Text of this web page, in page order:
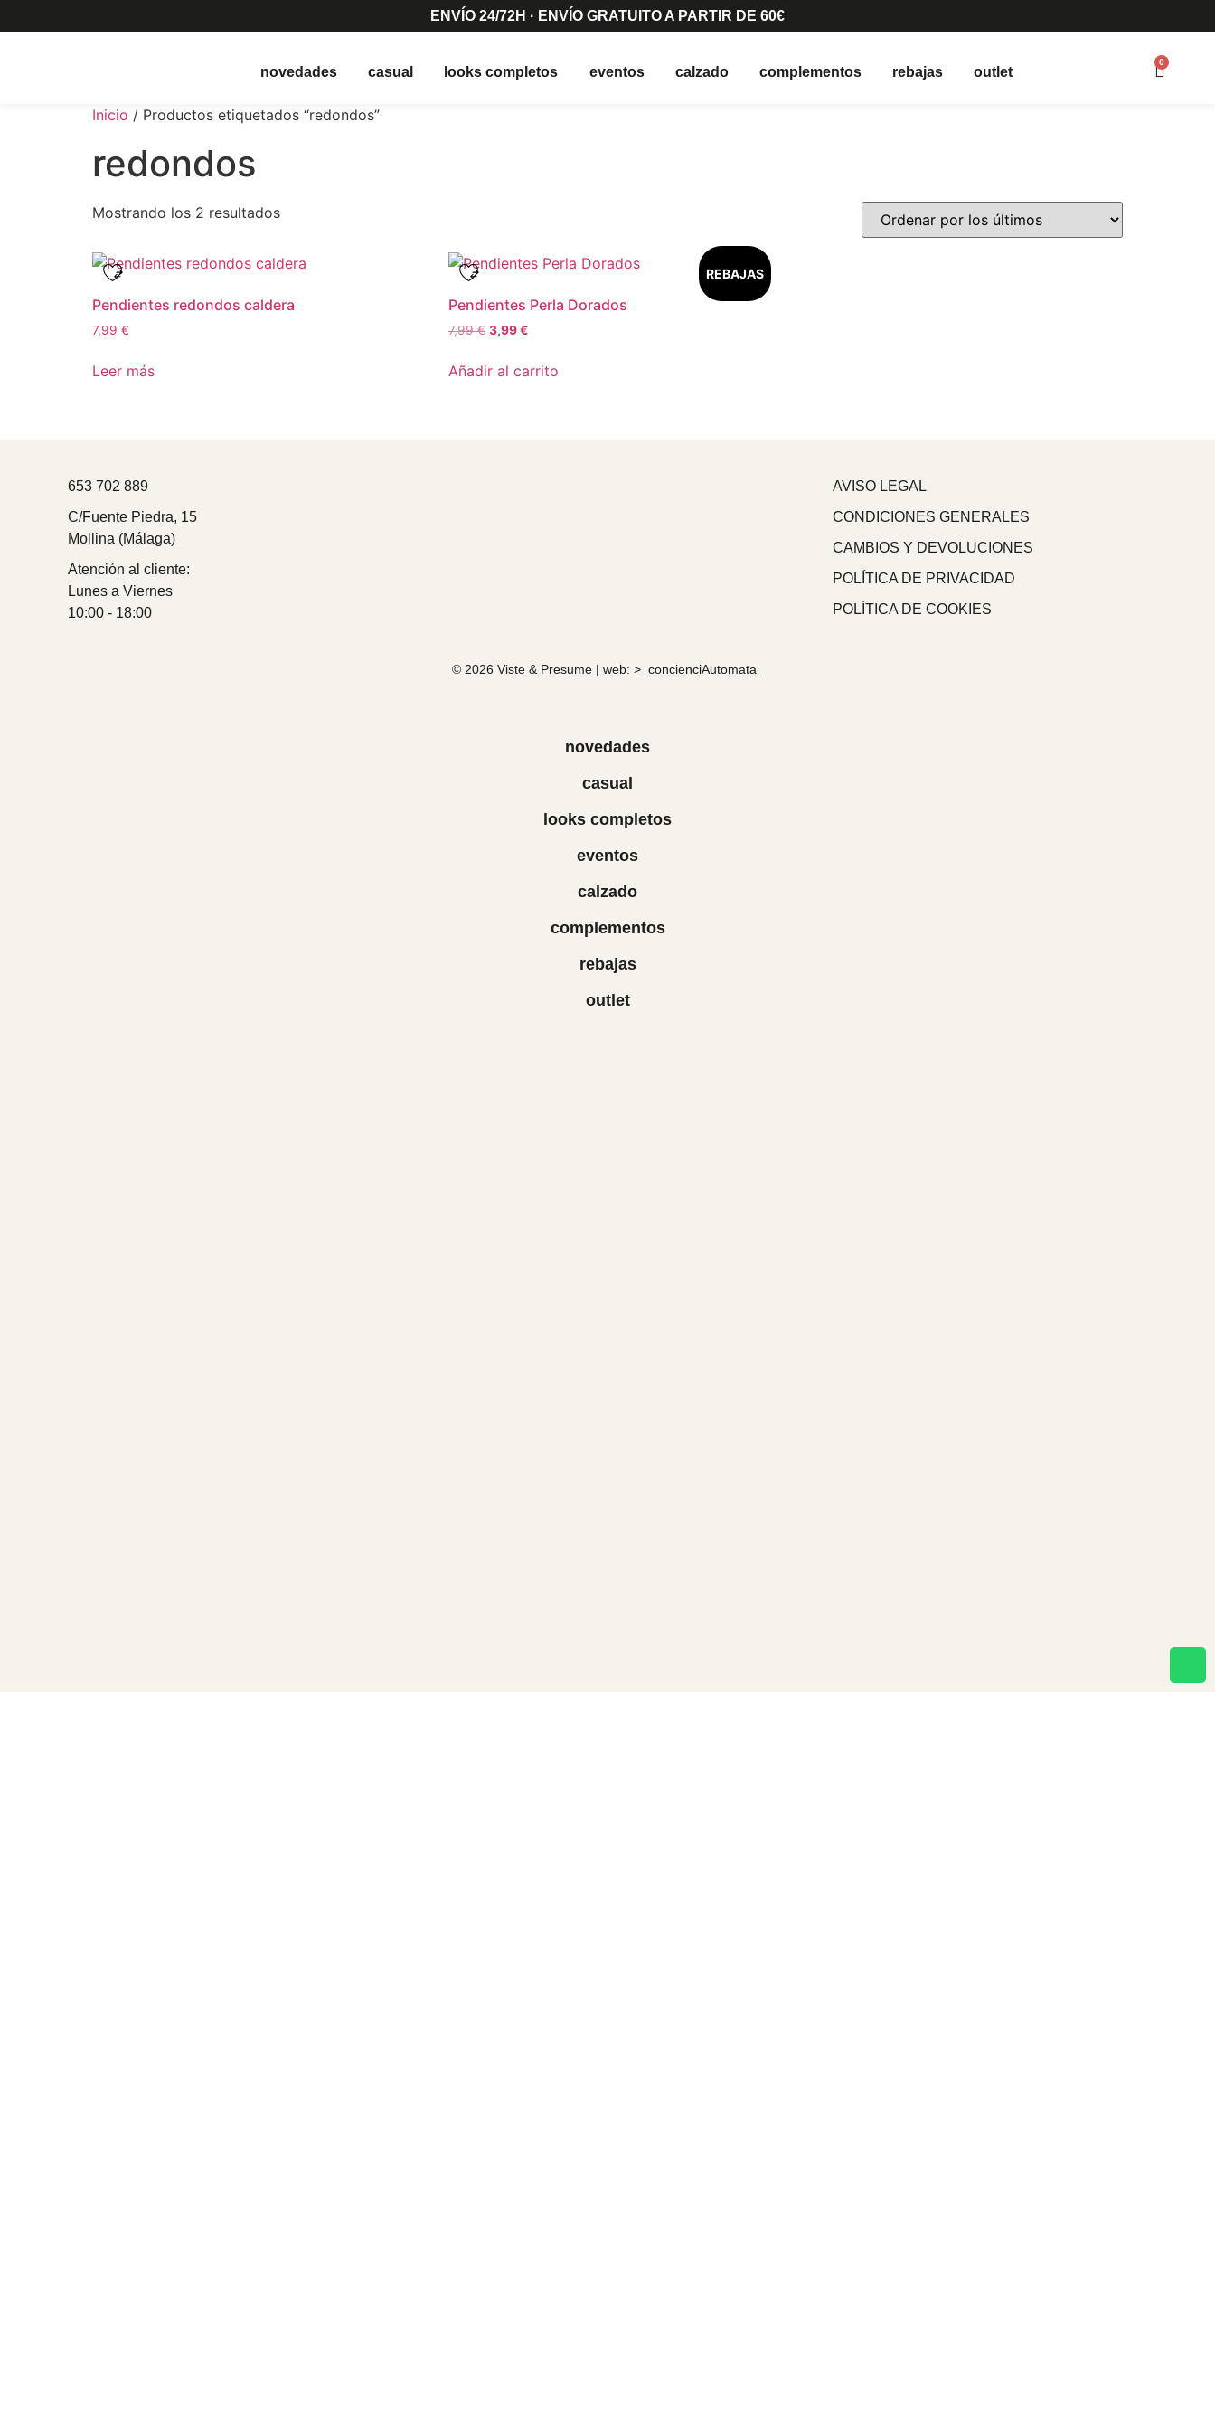
ENVÍO 24/72H · ENVÍO GRATUITO A PARTIR DE 60€
novedades casual looks completos eventos calzado complementos rebajas outlet
0
Inicio / Productos etiquetados “redondos”
redondos
Mostrando los 2 resultados
Pendientes redondos caldera
7,99 €
Leer más
REBAJAS
Pendientes Perla Dorados
7,99€ 3,99€
Añadir al carrito
653 702 889
C/Fuente Piedra, 15
Mollina (Málaga)
Atención al cliente:
Lunes a Viernes
10:00 - 18:00
AVISO LEGAL
CONDICIONES GENERALES
CAMBIOS Y DEVOLUCIONES
POLÍTICA DE PRIVACIDAD
POLÍTICA DE COOKIES
© 2026 Viste & Presume | web: >_concienciAutomata_
novedades
casual
looks completos
eventos
calzado
complementos
rebajas
outlet